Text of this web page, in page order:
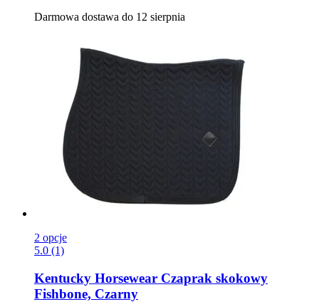
Darmowa dostawa do 12 sierpnia
2 opcje
5.0 (1)
Kentucky Horsewear Czaprak skokowy
Fishbone, Czarny